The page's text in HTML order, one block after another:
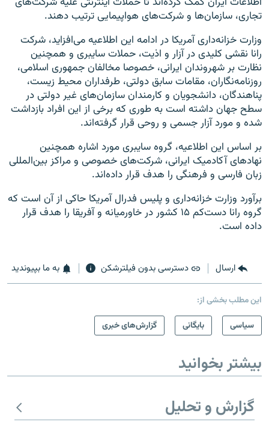
تجاری، سازمان‌ها و شرکت‌های هواپیمایی ترتیب دهند.
وزارت خزانه‌داری آمریکا در ادامه این اطلاعیه می‌افزاید، شرکت
رانا نقشی کلیدی در آزار و اذیت، حملات سایبری و همچنین
نظارت بر شهروندان ایرانی، خصوصا مخالفان جمهوری اسلامی،
روزنامه‌نگاران، مقامات سابق دولتی، طرفداران محیط زیست،
پناهندگان، دانشجویان و کارمندان سازمان‌های غیر دولتی در
سطح جهان داشته است به طوری که برخی از این افراد بازداشت
شده و مورد آزار جسمی و روحی قرار گرفته‌اند.
بر اساس این اطلاعیه، گروه سایبری مورد اشاره همچنین
نهادهای آکادمیک ایرانی، شرکت‌های خصوصی و مراکز بین‌المللی
زبان فارسی و فرهنگی را هدف قرار داده‌اند.
برآورد وزارت خزانه‌داری و پلیس فدرال آمریکا حاکی از آن است که
گروه رانا دست‌کم ۱۵ کشور در خاورمیانه و آفریقا را هدف قرار
داده است.
ارسال دسترسی بدون فیلترشکن به ما بپیوندید
این مطلب بخشی از:
سیاسی
بایگانی گزارش‌های خبری
بیشتر بخوانید
گزارش و تحلیل